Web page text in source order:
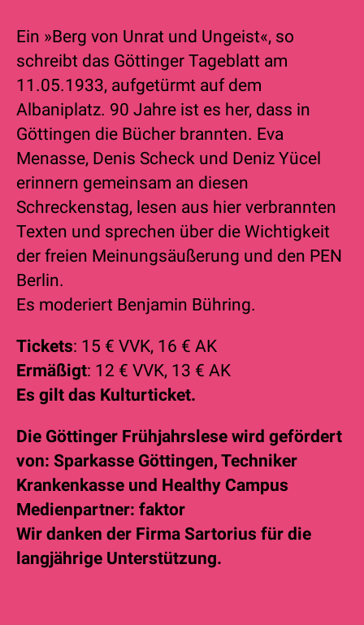
Ein »Berg von Unrat und Ungeist«, so
schreibt das Göttinger Tageblatt am
11.05.1933, aufgetürmt auf dem
Albaniplatz. 90 Jahre ist es her, dass in
Göttingen die Bücher brannten. Eva
Menasse, Denis Scheck und Deniz Yücel
erinnern gemeinsam an diesen
Schreckenstag, lesen aus hier verbrannten
Texten und sprechen über die Wichtigkeit
der freien Meinungsäußerung und den PEN
Berlin.
Es moderiert Benjamin Bühring.
Tickets: 15 € VVK, 16 € AK
Ermäßigt: 12 € VVK, 13 € AK
Es gilt das Kulturticket.
Die Göttinger Frühjahrslese wird gefördert
von: Sparkasse Göttingen, Techniker
Krankenkasse und Healthy Campus
Medienpartner: faktor
Wir danken der Firma Sartorius für die
langjährige Unterstützung.